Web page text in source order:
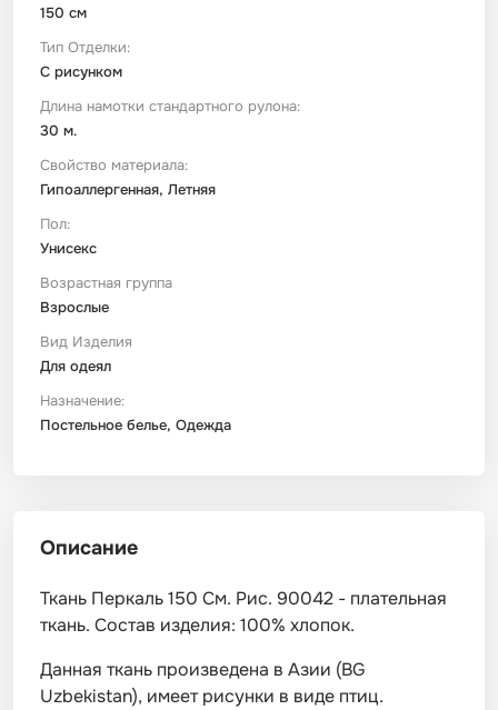
150 см
Тип Отделки:
С рисунком
Длина намотки стандартного рулона:
30 м.
Свойство материала:
Гипоаллергенная, Летняя
Пол:
Унисекс
Возрастная группа
Взрослые
Вид Изделия
Для одеял
Назначение:
Постельное белье, Одежда
Описание
Ткань Перкаль 150 См. Рис. 90042 - плательная
ткань. Состав изделия: 100% хлопок.
Данная ткань произведена в Азии (BG
Uzbekistan), имеет рисунки в виде птиц.